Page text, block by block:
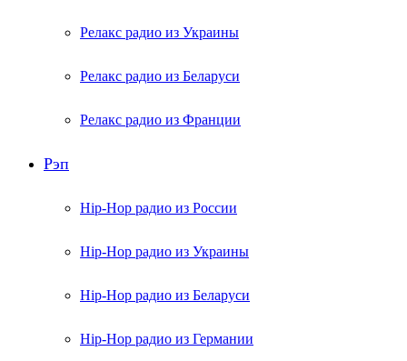
Релакс радио из Украины
Релакс радио из Беларуси
Релакс радио из Франции
Рэп
Hip-Hop радио из России
Hip-Hop радио из Украины
Hip-Hop радио из Беларуси
Hip-Hop радио из Германии